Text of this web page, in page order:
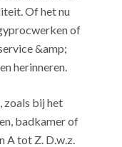
Of het nu
of
&amp;
herinneren.
zoals bij het
badkamer of
A tot Z. D.w.z.